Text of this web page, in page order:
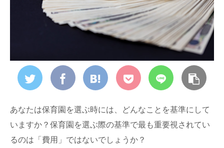
あなたは保育園を選ぶ時には、どんなことを基準にして
いますか？保育園を選ぶ際の基準で最も重要視されてい
るのは「費用」ではないでしょうか？